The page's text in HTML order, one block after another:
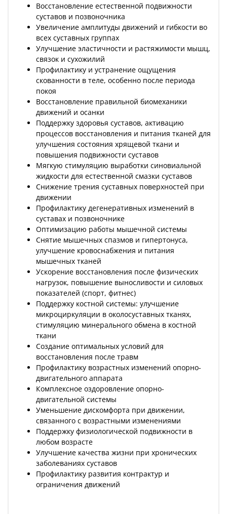
Восстановление естественной подвижности
суставов и позвоночника
Увеличение амплитуды движений и гибкости во
всех суставных группах
Улучшение эластичности и растяжимости мышц,
связок и сухожилий
Профилактику и устранение ощущения
скованности в теле, особенно после периода
покоя
Восстановление правильной биомеханики
движений и осанки
Поддержку здоровья суставов, активацию
процессов восстановления и питания тканей для
улучшения состояния хрящевой ткани и
повышения подвижности суставов
Мягкую стимуляцию выработки синовиальной
жидкости для естественной смазки суставов
Снижение трения суставных поверхностей при
движении
Профилактику дегенеративных изменений в
суставах и позвоночнике
Оптимизацию работы мышечной системы
Снятие мышечных спазмов и гипертонуса,
улучшение кровоснабжения и питания
мышечных тканей
Ускорение восстановления после физических
нагрузок, повышение выносливости и силовых
показателей (спорт, фитнес)
Поддержку костной системы: улучшение
микроциркуляции в околосуставных тканях,
стимуляцию минерального обмена в костной
ткани
Создание оптимальных условий для
восстановления после травм
Профилактику возрастных изменений опорно-
двигательного аппарата
Комплексное оздоровление опорно-
двигательной системы
Уменьшение дискомфорта при движении,
связанного с возрастными изменениями
Поддержку физиологической подвижности в
любом возрасте
Улучшение качества жизни при хронических
заболеваниях суставов
Профилактику развития контрактур и
ограничения движений